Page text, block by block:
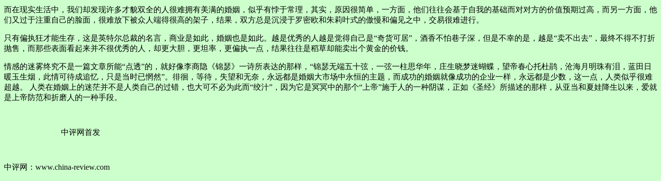
而在现实生活中，我们却发现许多才貌双全的人很难拥有美满的婚姻，似乎有悖于常理，其实，原因很简单，一方面，他们往往会基于自我的基础而对对方的价值预期过高，而另一方面，他
们又过于注重自己的脸面，很难放下被众人端得很高的架子，结果，双方总是沉浸于罗密欧和朱莉叶式的傲慢和偏见之中，交易很难进行。
只有偏执狂才能生存，这是英特尔总裁的名言，商业是如此，婚姻也是如此。越是优秀的人越是觉得自己是“奇货可居”，酒香不怕巷子深，但是不幸的是，越是“卖不出去”，最终不得不打折
抛售，而那些表面看起来并不很优秀的人，却更大胆，更坦率，更偏执一点，结果往往是稻草却能卖出个黄金的价钱。
情感的迷雾终究不是一篇文章所能“点透”的，就好像李商隐《锦瑟》一诗所表达的那样，“锦瑟无端五十弦，一弦一柱思华年，庄生晓梦迷蝴蝶，望帝春心托杜鹃，沧海月明珠有泪，蓝田日
暖玉生烟，此情可待成追忆，只是当时已惘然”。徘徊，等待，失望和无奈，永远都是婚姻大市场中永恒的主题，而成功的婚姻就像成功的企业一样，永远都是少数，这一点，人类似乎很难
超越。 人类在婚姻上的迷茫并不是人类自己的过错，也大可不必为此而“绞汁”，因为它是冥冥中的那个“上帝”施于人的一种阴谋，正如《圣经》所描述的那样，从亚当和夏娃降生以来，爱就
是上帝防范和折磨人的一种手段。
中评网首发
中评网：www.china-review.com